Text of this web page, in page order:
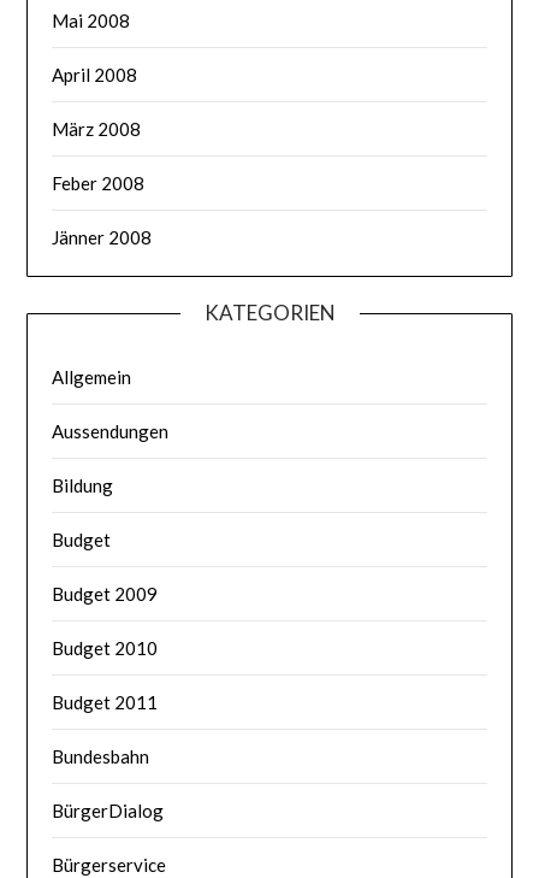
Mai 2008
April 2008
März 2008
Feber 2008
Jänner 2008
KATEGORIEN
Allgemein
Aussendungen
Bildung
Budget
Budget 2009
Budget 2010
Budget 2011
Bundesbahn
BürgerDialog
Bürgerservice